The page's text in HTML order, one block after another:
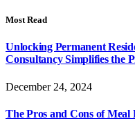
Most Read
Unlocking Permanent
Consultancy Simplifies the
December 24, 2024
The Pros and Cons of